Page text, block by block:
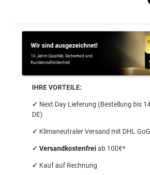
IHRE VORTEILE:
✓ Next Day Lieferung (Bestellung bis
DE)
✓ Klimaneutraler Versand mit DHL
✓ Versandkostenfrei ab 100€*
✓ Kauf auf Rechnung